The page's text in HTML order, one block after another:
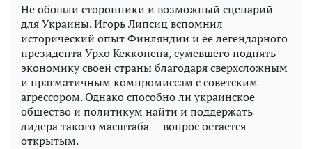
Не обошли сторонники и возможный сценарий
для Украины. Игорь Липсиц вспомнил
исторический опыт Финляндии и ее легендарного
президента Урхо Кекконена, сумевшего поднять
экономику своей страны благодаря сверхсложным
и прагматичным компромиссам с советским
агрессором. Однако способно ли украинское
общество и политикум найти и поддержать
лидера такого масштаба — вопрос остается
открытым.